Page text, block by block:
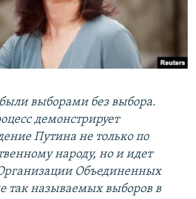
выборами без выбора.
демонстрирует
Путина не только по
народу, но и идет
Объединенных
так называемых выборов в